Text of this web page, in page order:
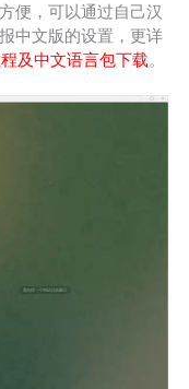
便，可以通过自己汉
中文版的设置，更详
及中文语言包下载。